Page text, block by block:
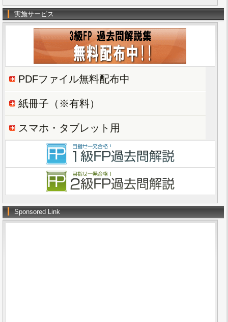
実施サービス
PDFファイル無料配布中
紙冊子（※有料）
スマホ・タブレット用
Sponsored Link